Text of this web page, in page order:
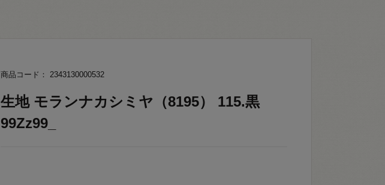
商品コード： 2343130000532
生地 モランナカシミヤ（8195） 115.黒
99Zz99_